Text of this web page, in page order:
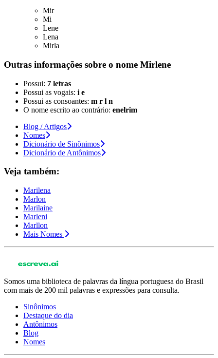
Mir
Mi
Lene
Lena
Mirla
Outras informações sobre o nome Mirlene
Possui: 7 letras
Possui as vogais: i e
Possui as consoantes: m r l n
O nome escrito ao contrário: enelrim
Blog / Artigos
Nomes
Dicionário de Sinônimos
Dicionário de Antônimos
Veja também:
Marilena
Marlon
Marilaine
Marleni
Marllon
Mais Nomes
Somos uma biblioteca de palavras da língua portuguesa do Brasil
com mais de 200 mil palavras e expressões para consulta.
Sinônimos
Destaque do dia
Antônimos
Blog
Nomes